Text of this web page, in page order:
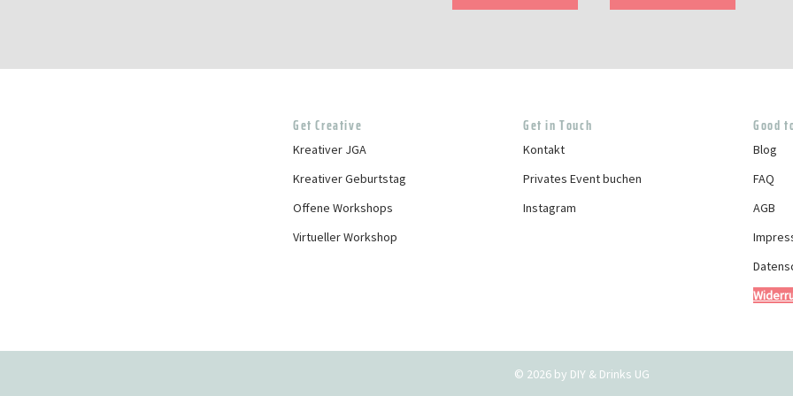
Get Creative
Kreativer JGA
Kreativer Geburtstag
Offene Workshops
Virtueller Workshop
Get in Touch
Kontakt
Privates Event buchen
Instagram
Good
Blog
FAQ
AGB
© 2026 by DIY & Drinks UG